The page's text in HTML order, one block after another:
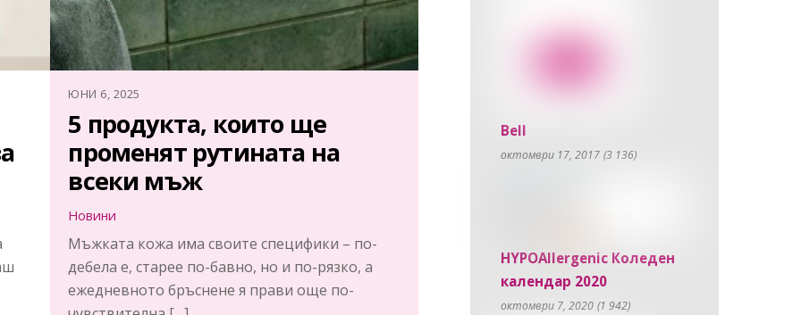
ЮНИ 6, 2025
5 продукта, които ще
променят рутината на
всеки мъж
Новини
Мъжката кожа има своите специфики – по-
дебела е, старее по-бавно, но и по-рязко, а
ежедневното бръснене я прави още по-
Bell
октомври 17, 2017 (3 136)
HYPOAllergenic Коледен
календар 2020
октомври 7, 2020 (1 942)